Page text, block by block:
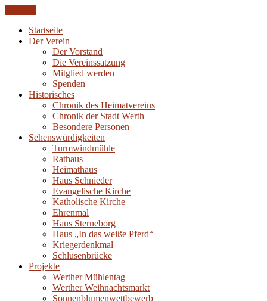
Startseite
Der Verein
Der Vorstand
Die Vereinssatzung
Mitglied werden
Spenden
Historisches
Chronik des Heimatvereins
Chronik der Stadt Werth
Besondere Personen
Sehenswürdigkeiten
Turmwindmühle
Rathaus
Heimathaus
Haus Schnieder
Evangelische Kirche
Katholische Kirche
Ehrenmal
Haus Sterneborg
Haus „In das weiße Pferd“
Kriegerdenkmal
Schlusenbrücke
Projekte
Werther Mühlentag
Werther Weihnachtsmarkt
Sonnenblumenwettbewerb